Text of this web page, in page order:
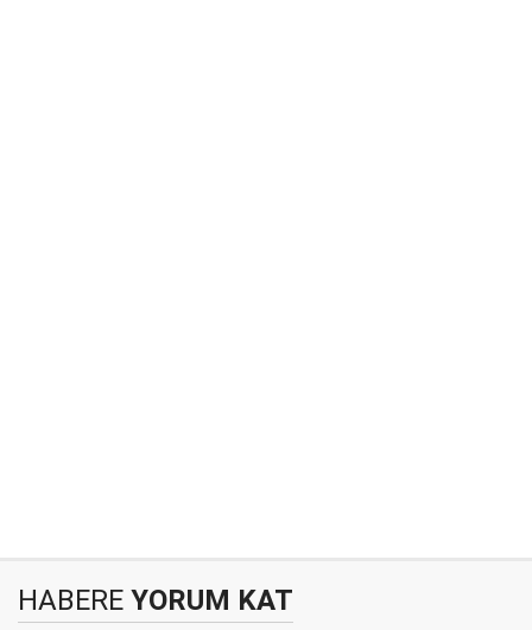
HABERE YORUM KAT